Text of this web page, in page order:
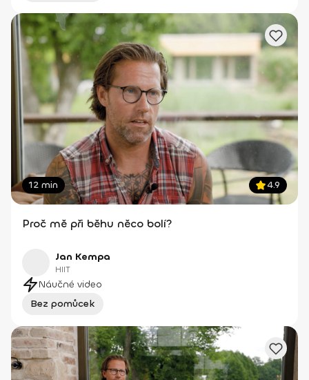
12 min 4.9
Proč mě při běhu něco bolí?
Jan Kempa
HIIT
Náučné video
Bez pomůcek